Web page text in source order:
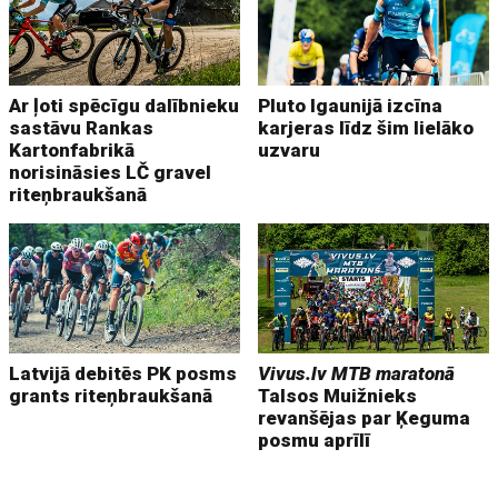
Ar ļoti spēcīgu dalībnieku
sastāvu Rankas
Kartonfabrikā
norisināsies LČ gravel
riteņbraukšanā
Pluto Igaunijā izcīna
karjeras līdz šim lielāko
uzvaru
Latvijā debitēs PK posms
grants riteņbraukšanā
Vivus.lv MTB maratonā
Talsos Muižnieks
revanšējas par Ķeguma
posmu aprīlī